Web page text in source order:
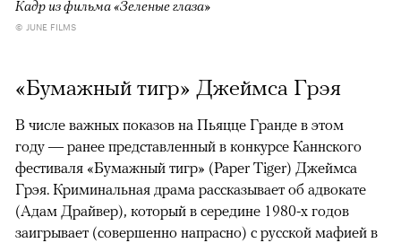
Кадр из фильма «Зеленые глаза»
© JUNE FILMS
«Бумажный тигр» Джеймса Грэя
В числе важных показов на Пьяцце Гранде в этом
году — ранее представленный в конкурсе Каннского
фестиваля «Бумажный тигр» (Paper Tiger) Джеймса
Грэя. Криминальная драма рассказывает об адвокате
(Адам Драйвер), который в середине 1980-х годов
заигрывает (совершенно напрасно) с русской мафией в